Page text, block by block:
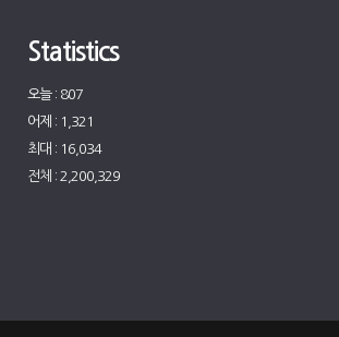
Statistics
오늘 : 807
어제 : 1,321
최대 : 16,034
전체 : 2,200,329